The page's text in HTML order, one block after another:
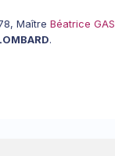
Maître Béatrice
.